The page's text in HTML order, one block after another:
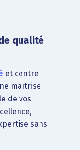
qualité
et centre
maîtrise
de vos
sans